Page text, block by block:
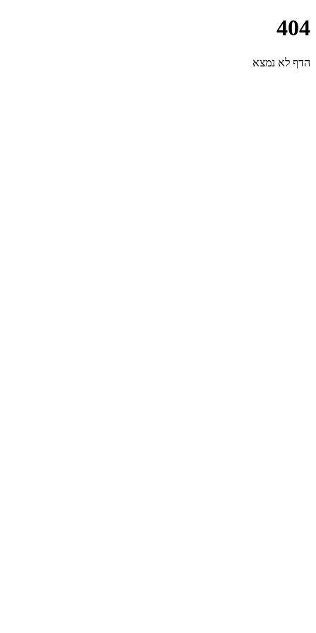
404
הדף לא נמצא